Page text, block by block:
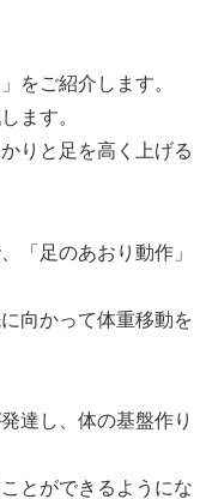
をご紹介します。
ます。
りと足を高く上げる
「足のあおり動作」
向かって体重移動を
達し、体の基盤作り
とができるようにな